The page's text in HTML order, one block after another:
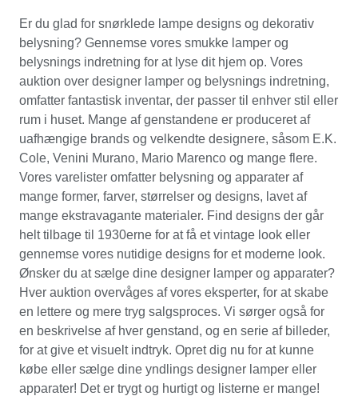
Er du glad for snørklede lampe designs og dekorativ
belysning? Gennemse vores smukke lamper og
belysnings indretning for at lyse dit hjem op. Vores
auktion over designer lamper og belysnings indretning,
omfatter fantastisk inventar, der passer til enhver stil eller
rum i huset. Mange af genstandene er produceret af
uafhængige brands og velkendte designere, såsom E.K.
Cole, Venini Murano, Mario Marenco og mange flere.
Vores varelister omfatter belysning og apparater af
mange former, farver, størrelser og designs, lavet af
mange ekstravagante materialer. Find designs der går
helt tilbage til 1930erne for at få et vintage look eller
gennemse vores nutidige designs for et moderne look.
Ønsker du at sælge dine designer lamper og apparater?
Hver auktion overvåges af vores eksperter, for at skabe
en lettere og mere tryg salgsproces. Vi sørger også for
en beskrivelse af hver genstand, og en serie af billeder,
for at give et visuelt indtryk. Opret dig nu for at kunne
købe eller sælge dine yndlings designer lamper eller
apparater! Det er trygt og hurtigt og listerne er mange!